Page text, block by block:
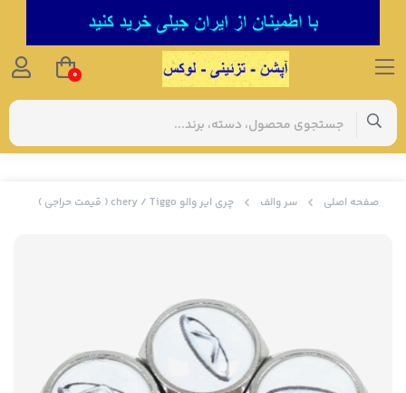
صفحه اصلی سر والف چری ایر والو chery / Tiggo ( قیمت حراجی )
0